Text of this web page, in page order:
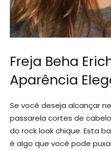
Freja Beha
Aparência
Se você deseja alcançar
passarela cortes de
do rock look chique. Esta
é algo que você pode